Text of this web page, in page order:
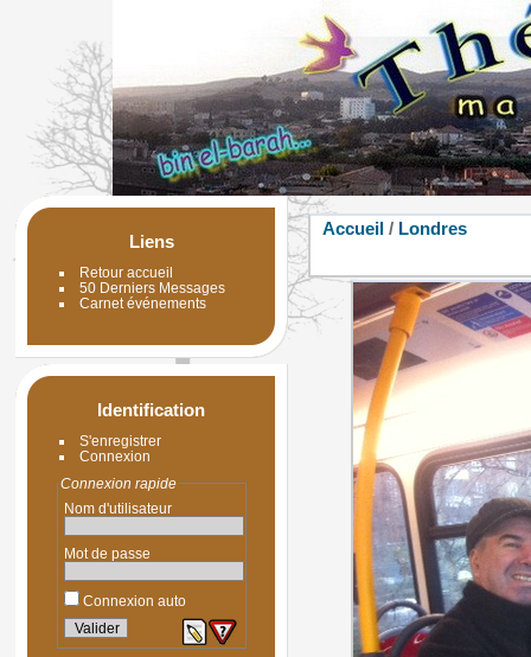
Liens
Retour accueil
50 Derniers Messages
Carnet événements
Identification
S'enregistrer
Connexion
Connexion rapide
Nom d'utilisateur
Mot de passe
Connexion auto
Accueil / Londres